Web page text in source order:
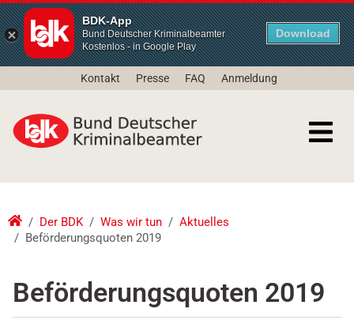
BDK-App
Bund Deutscher Kriminalbeamter
Kostenlos - in Google Play
Download
Kontakt Presse FAQ Anmeldung
Der BDK Was wir tun
Aktuelles
Beförderungsquoten 2019
Beförderungsquoten 2019